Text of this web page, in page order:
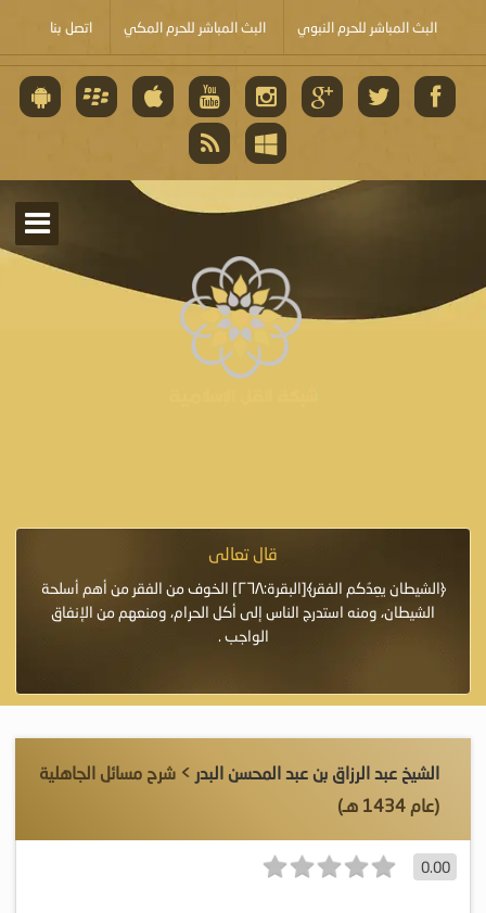
البث المباشر للحرم النبوي البث المباشر للحرم المكي اتصل بنا
قال تعالى
﴿الشيطان يعِدُكم الفقر﴾[البقرة:٢٦٨] الخوف من الفقر من أهم أسلحة
الشيطان، ومنه استدرج الناس إلى أكل الحرام، ومنعهم من الإنفاق
الواجب .
الشيخ عبد الرزاق بن عبد المحسن البدر > شرح مسائل الجاهلية
(عام 1434 هـ)
0.00